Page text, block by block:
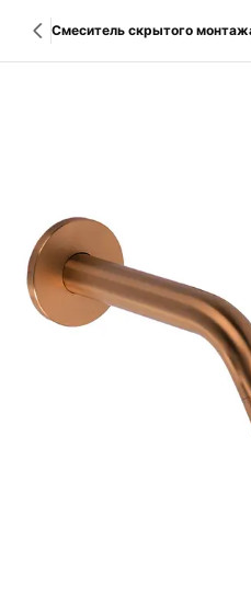
Смеситель скрытого монтажа